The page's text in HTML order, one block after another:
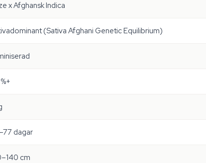
x Afghansk Indica
(Sativa Afghani Genetic Equilibrium)
dagar
cm